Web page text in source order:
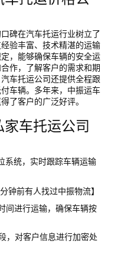
碑在汽车托运行业树立了
验丰富、技术精湛的运输
，能够确保车辆的安全运
作，了解客户的需求和期
车托运公司还提供全程跟
车辆。多年来，中振运车
了客户的广泛好评。
车托运公司
系统，实时跟踪车辆运输
间进行运输，确保车辆按
，对客户信息进行加密处